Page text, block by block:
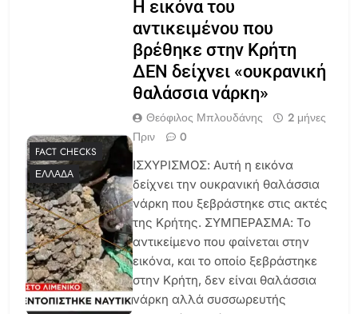
FACT CHECKS
ΕΛΛΆΔΑ
Η εικόνα του
αντικειμένου που
βρέθηκε στην Κρήτη
ΔΕΝ δείχνει «ουκρανική
θαλάσσια νάρκη»
Θεόφιλος Μπλουδάνης
2 μήνες
Πριν
0
ΙΣΧΥΡΙΣΜΟΣ: Αυτή η εικόνα
δείχνει την ουκρανική θαλάσσια
νάρκη που ξεβράστηκε στις ακτές
της Κρήτης. ΣΥΜΠΕΡΑΣΜΑ: Το
αντικείμενο που φαίνεται στην
εικόνα, και το οποίο ξεβράστηκε
στην Κρήτη, δεν είναι θαλάσσια
νάρκη αλλά συσσωρευτής